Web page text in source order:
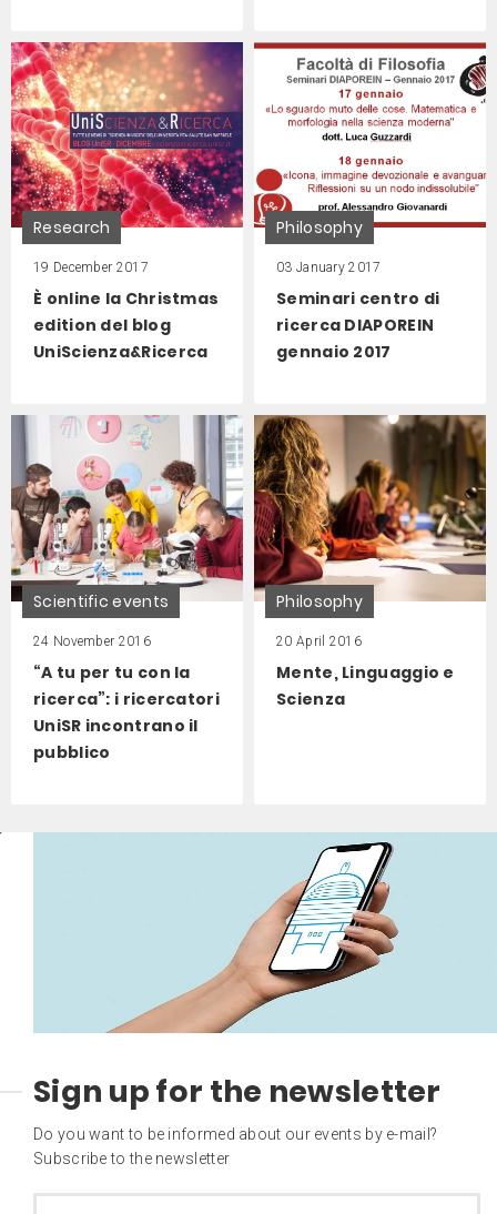
Research
19 December 2017
È online la Christmas
edition del blog
UniScienza&Ricerca
Philosophy
03 January 2017
Seminari centro di
ricerca DIAPOREIN
gennaio 2017
Scientific events
24 November 2016
“A tu per tu con la
ricerca”: i ricercatori
UniSR incontrano il
pubblico
Philosophy
20 April 2016
Mente, Linguaggio e
Scienza
Sign up for the newsletter
Do you want to be informed about our events by e-mail?
Subscribe to the newsletter